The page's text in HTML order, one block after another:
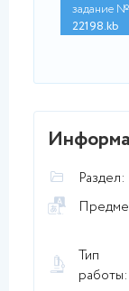
задание
22198.kb
Раздел:
Тип
работы: